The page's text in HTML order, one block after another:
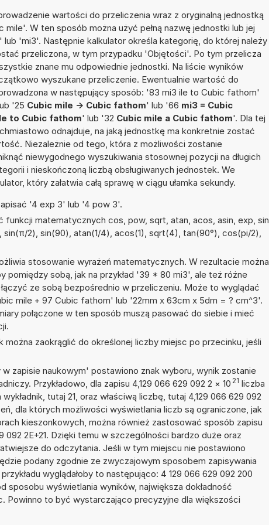
wartości do przeliczenia wraz z oryginalną jednostką
mile'. W ten sposób można użyć pełną nazwę jednostki lub jej
lub 'mi3'. Następnie kalkulator określa kategorię, do której należy
przeliczona, w tym przypadku 'Objętości'. Po tym przelicza
znane mu odpowiednie jednostki. Na liście wyników
wyszukane przeliczenie. Ewentualnie wartość do
w następujący sposób: '83 mi3 ile to Cubic fathom'
'25 Cubic mile -> Cubic fathom' lub '66 mi3 = Cubic
to Cubic fathom' lub '32 Cubic mile a Cubic fathom'. Dla tej
odnajduje, na jaką jednostkę ma konkretnie zostać
Niezależnie od tego, która z możliwości zostanie
niewygodnego wyszukiwania stosownej pozycji na długich
i nieskończoną liczbą obsługiwanych jednostek. We
który załatwia całą sprawę w ciągu ułamka sekundy.
'4 exp 3' lub '4 pow 3'.
funkcji matematycznych cos, pow, sqrt, atan, acos, asin, exp, sin
sin(π/2), sin(90), atan(1/4), acos(1), sqrt(4), tan(90°), cos(pi/2),
stosowanie wyrażeń matematycznych. W rezultacie można
pomiędzy sobą, jak na przykład '39 * 80 mi3', ale też różne
ze sobą bezpośrednio w przeliczeniu. Może to wyglądać
mile + 97 Cubic fathom' lub '22mm x 63cm x 5dm = ? cm^3'.
połączone w ten sposób muszą pasować do siebie i mieć
można zaokrąglić do określonej liczby miejsc po przecinku, jeśli
zapisie naukowym' postawiono znak wyboru, wynik zostanie
Przykładowo, dla zapisu 4,129 066 629 092 2 × 10 21 liczba
tutaj 21, oraz właściwą liczbę, tutaj 4,129 066 629 092
dla których możliwości wyświetlania liczb są ograniczone, jak
kieszonkowych, można również zastosować sposób zapisu
092 2E+21. Dzięki temu w szczególności bardzo duże oraz
do odczytania. Jeśli w tym miejscu nie postawiono
podany zgodnie ze zwyczajowym sposobem zapisywania
wyglądałoby to następująco: 4 129 066 629 092 200
sposobu wyświetlania wyników, największa dokładność
Powinno to być wystarczająco precyzyjne dla większości